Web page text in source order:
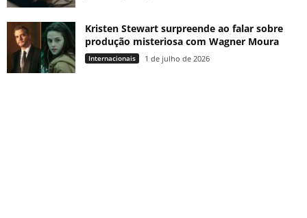
Kristen Stewart surpreende ao falar sobre
produção misteriosa com Wagner Moura
Internacionais 1 de julho de 2026